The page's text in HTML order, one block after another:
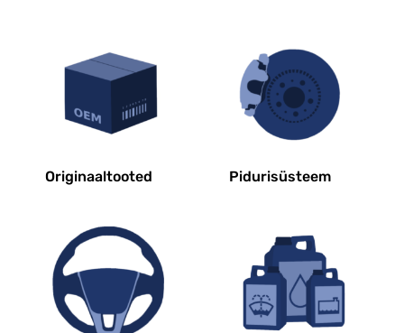
Originaaltooted Pidurisüsteem